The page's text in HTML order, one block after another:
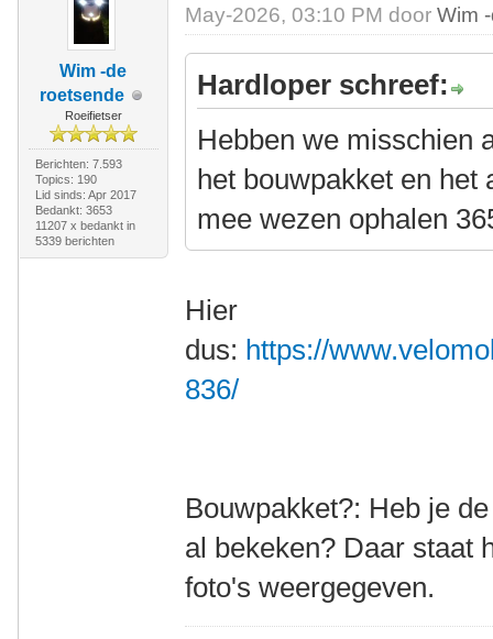
Wim -de
roetsende
Roeifietser
Berichten: 7.593
Topics: 190
Lid sinds: Apr 2017
Bedankt: 3653
11207 x bedankt in
5339 berichten
May-2026, 03:10 PM doorWim
Hardloper schreef:
Hebben we misschien
het bouwpakket en het
mee wezen ophalen
Hier
dus: https://
836/
Bouwpakket?: Heb je
al bekeken? Daar staat
foto's weergegeven.